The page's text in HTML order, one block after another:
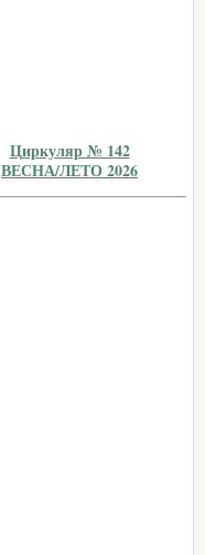
Циркуляр № 142
ВЕСНА/ЛЕТО 2026